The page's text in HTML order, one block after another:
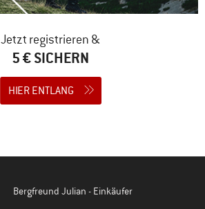
Jetzt registrieren &
5 € SICHERN
HIER ENTLANG
Bergfreund Julian - Einkäufer